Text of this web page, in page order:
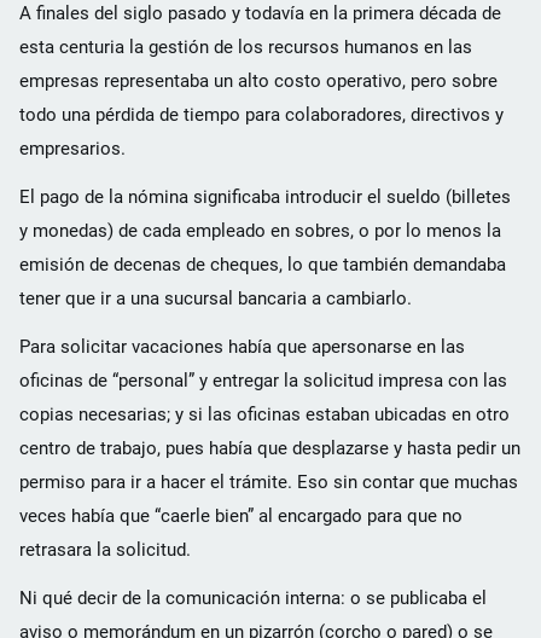
A finales del siglo pasado y todavía en la primera década de
esta centuria la gestión de los recursos humanos en las
empresas representaba un alto costo operativo, pero sobre
todo una pérdida de tiempo para colaboradores, directivos y
empresarios.
El pago de la nómina significaba introducir el sueldo (billetes
y monedas) de cada empleado en sobres, o por lo menos la
emisión de decenas de cheques, lo que también demandaba
tener que ir a una sucursal bancaria a cambiarlo.
Para solicitar vacaciones había que apersonarse en las
oficinas de “personal” y entregar la solicitud impresa con las
copias necesarias; y si las oficinas estaban ubicadas en otro
centro de trabajo, pues había que desplazarse y hasta pedir un
permiso para ir a hacer el trámite. Eso sin contar que muchas
veces había que “caerle bien” al encargado para que no
retrasara la solicitud.
Ni qué decir de la comunicación interna: o se publicaba el
aviso o memorándum en un pizarrón (corcho o pared) o se